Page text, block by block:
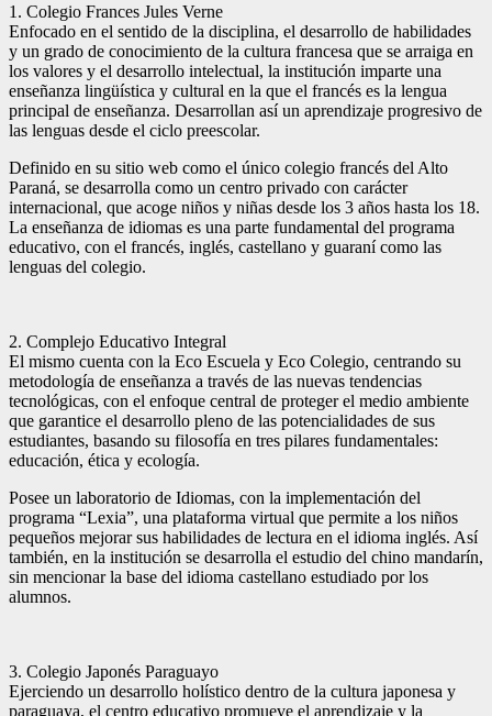
1. Colegio Frances Jules Verne
Enfocado en el sentido de la disciplina, el desarrollo de habilidades
y un grado de conocimiento de la cultura francesa que se arraiga en
los valores y el desarrollo intelectual, la institución imparte una
enseñanza lingüística y cultural en la que el francés es la lengua
principal de enseñanza. Desarrollan así un aprendizaje progresivo de
las lenguas desde el ciclo preescolar.
Definido en su sitio web como el único colegio francés del Alto
Paraná, se desarrolla como un centro privado con carácter
internacional, que acoge niños y niñas desde los 3 años hasta los 18.
La enseñanza de idiomas es una parte fundamental del programa
educativo, con el francés, inglés, castellano y guaraní como las
lenguas del colegio.
2. Complejo Educativo Integral
El mismo cuenta con la Eco Escuela y Eco Colegio, centrando su
metodología de enseñanza a través de las nuevas tendencias
tecnológicas, con el enfoque central de proteger el medio ambiente
que garantice el desarrollo pleno de las potencialidades de sus
estudiantes, basando su filosofía en tres pilares fundamentales:
educación, ética y ecología.
Posee un laboratorio de Idiomas, con la implementación del
programa “Lexia”, una plataforma virtual que permite a los niños
pequeños mejorar sus habilidades de lectura en el idioma inglés. Así
también, en la institución se desarrolla el estudio del chino mandarín,
sin mencionar la base del idioma castellano estudiado por los
alumnos.
3. Colegio Japonés Paraguayo
Ejerciendo un desarrollo holístico dentro de la cultura japonesa y
paraguaya, el centro educativo promueve el aprendizaje y la